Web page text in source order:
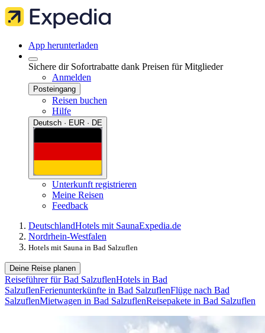
App herunterladen
Sichere dir Sofortrabatte dank Preisen für Mitglieder
Anmelden
Posteingang
Reisen buchen
Hilfe
Deutsch · EUR · DE
Unterkunft registrieren
Meine Reisen
Feedback
DeutschlandHotels mit SaunaExpedia.de
Nordrhein-Westfalen
Hotels mit Sauna in Bad Salzuflen
Deine Reise planen
Reiseführer für Bad SalzuflenHotels in Bad
SalzuflenFerienunterkünfte in Bad SalzuflenFlüge nach Bad
SalzuflenMietwagen in Bad SalzuflenReisepakete in Bad Salzuflen